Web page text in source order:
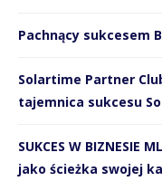
Pachnący sukcesem
Solartime Partner
tajemnica sukcesu
SUKCES W
jako ścieżka swojej